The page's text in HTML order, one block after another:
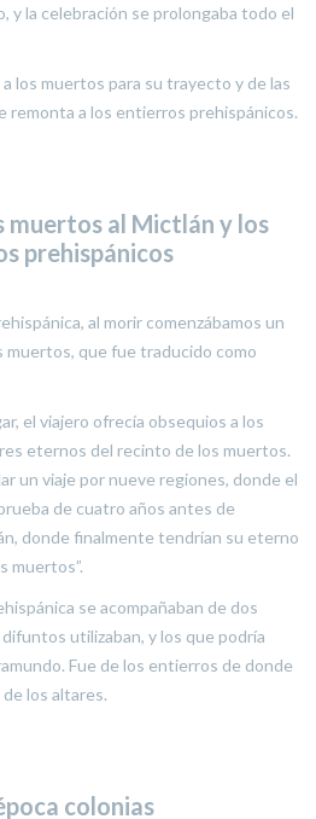
y la celebración se prolongaba todo el
los muertos para su trayecto y de las
remonta a los entierros prehispánicos.
muertos al Mictlán y los
prehispánicos
al morir comenzábamos un
muertos, que fue traducido como
el viajero ofrecía obsequios a los
eternos del recinto de los muertos.
un viaje por nueve regiones, donde el
de cuatro años antes de
donde finalmente tendrían su eterno
muertos”.
se acompañaban de dos
utilizaban, y los que podría
Fue de los entierros de donde
los altares.
colonias